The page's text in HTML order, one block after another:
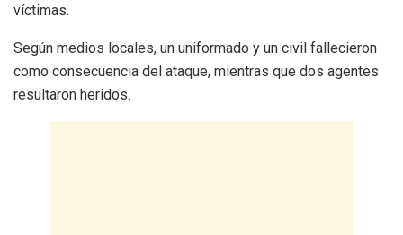
víctimas.
Según medios locales, un uniformado y un civil fallecieron
como consecuencia del ataque, mientras que dos agentes
resultaron heridos.